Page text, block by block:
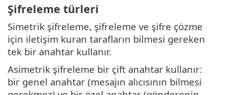
Şifreleme türleri
Simetrik şifreleme, şifreleme ve şifre çözme
için iletişim kuran tarafların bilmesi gereken
tek bir anahtar kullanır.
Asimetrik şifreleme bir çift anahtar kullanır:
bir genel anahtar (mesajın alıcısının bilmesi